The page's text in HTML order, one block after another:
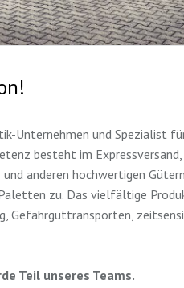
Unternehmen und Spezialist
besteht im
anderen hochwertigen
zu. Das vielfältige
Teil unseres Teams.